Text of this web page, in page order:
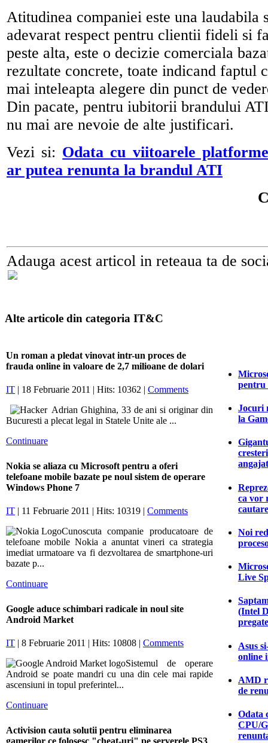
Atitudinea companiei este una laudabila
adevarat respect pentru clientii fideli si
peste alta, este o decizie comerciala
rezultate concrete, toate indicand faptul
mai inteleapta alegere din punct de
Din pacate, pentru iubitorii brandului
nu mai are nevoie de alte justificari.
Vezi si: Odata cu viitoarele
ar putea renunta la brandul ATI
Adauga acest articol in reteaua ta de
Alte articole din categoria IT&C
Un roman a pledat vinovat intr-un proces de
frauda online in valoare de 2,7 milioane de dolari
IT | 18 Februarie 2011 | Hits: 10362 | Comments
Adrian Ghighina, 33 de ani si originar din
Bucuresti a plecat legal in Statele Unite ale ...
Continuare
Nokia se aliaza cu Microsoft pentru a oferi
telefoane mobile bazate pe noul sistem de operare
Windows Phone 7
IT | 11 Februarie 2011 | Hits: 10319 | Comments
Cunoscuta companie producatoare de
telefoane mobile Nokia a anuntat vineri ca strategia
imediat urmatoare va fi dezvoltarea de smartphone-uri
bazate p...
Continuare
Google aduce schimbari radicale in noul site
Android Market
IT | 8 Februarie 2011 | Hits: 10808 | Comments
Sistemul de operare
Android se poate mandri cu una din cele mai rapide
ascensiuni in topul preferintel...
Continuare
Activision cauta solutii pentru eliminarea
gamerilor ce folosesc "cheat-uri" pe serverele PS3
pentru
Jocuri
la
ca vor
Noi
Live
(Intel
Asus
online
AMD
de
Odata
CPU/